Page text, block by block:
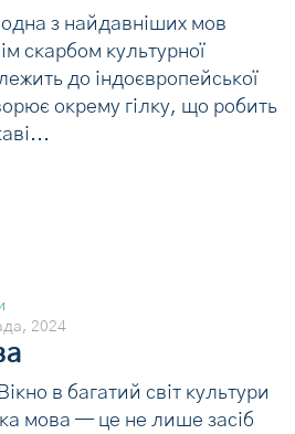
з найдавніших мов
скарбом культурної
до індоєвропейської
окрему гілку, що робить
2024
в багатий світ культури
мова — це не лише засіб